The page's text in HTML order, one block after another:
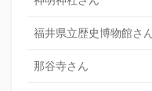
福井県立歴史博物館さ
那谷寺さん